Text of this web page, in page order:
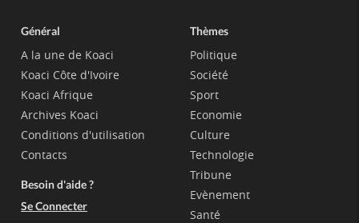
Général
A la une de Koaci
Koaci Côte d'Ivoire
Koaci Afrique
Archives Koaci
Conditions d'utilisation
Contacts
Besoin d'aide ?
Se Connecter
Thèmes
Politique
Société
Sport
Economie
Culture
Technologie
Tribune
Evènement
Santé